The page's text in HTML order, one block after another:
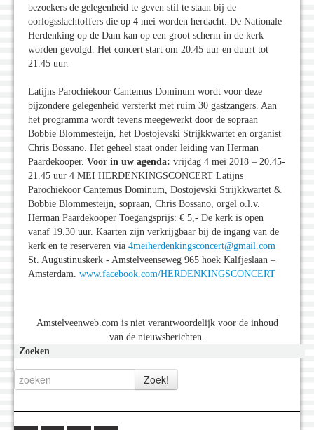
bezoekers de gelegenheid te geven stil te staan bij de
oorlogsslachtoffers die op 4 mei worden herdacht. De Nationale
Herdenking op de Dam kan op een groot scherm in de kerk
worden gevolgd. Het concert start om 20.45 uur en duurt tot
21.45 uur.
Latijns Parochiekoor Cantemus Dominum wordt voor deze
bijzondere gelegenheid versterkt met ruim 30 gastzangers. Aan
het programma wordt tevens meegewerkt door de sopraan
Bobbie Blommesteijn, het Dostojevski Strijkkwartet en organist
Chris Bossano. Het geheel staat onder leiding van Herman
Paardekooper. Voor in uw agenda: vrijdag 4 mei 2018 – 20.45-
21.45 uur 4 MEI HERDENKINGSCONCERT Latijns
Parochiekoor Cantemus Dominum, Dostojevski Strijkkwartet &
Bobbie Blommesteijn, sopraan, Chris Bossano, orgel o.l.v.
Herman Paardekooper Toegangsprijs: € 5,- De kerk is open
vanaf 19.30 uur. Kaarten zijn verkrijgbaar bij de ingang van de
kerk en te reserveren via 4meiherdenkingsconcert@gmail.com
St. Augustinuskerk - Amstelveenseweg 965 hoek Kalfjeslaan –
Amsterdam. www.facebook.com/HERDENKINGSCONCERT
Amstelveenweb.com is niet verantwoordelijk voor de inhoud
van de nieuwsberichten.
Zoeken